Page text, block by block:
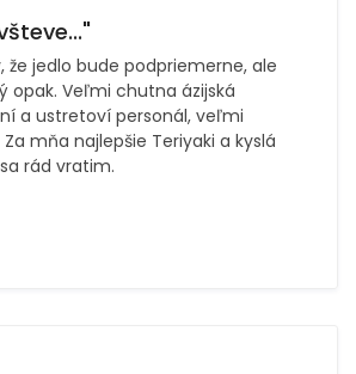
že jedlo bude podpriemerne, ale
opak. Veľmi chutna ázijská
a ustretoví personál, veľmi
mňa najlepšie Teriyaki a kyslá
rád vratim.